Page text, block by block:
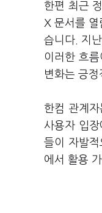
한편 최근
X 문서를 열
습니다. 지
이러한 흐
변화는 긍정
한컴 관계
사용자 입
들이 자발
에서 활용